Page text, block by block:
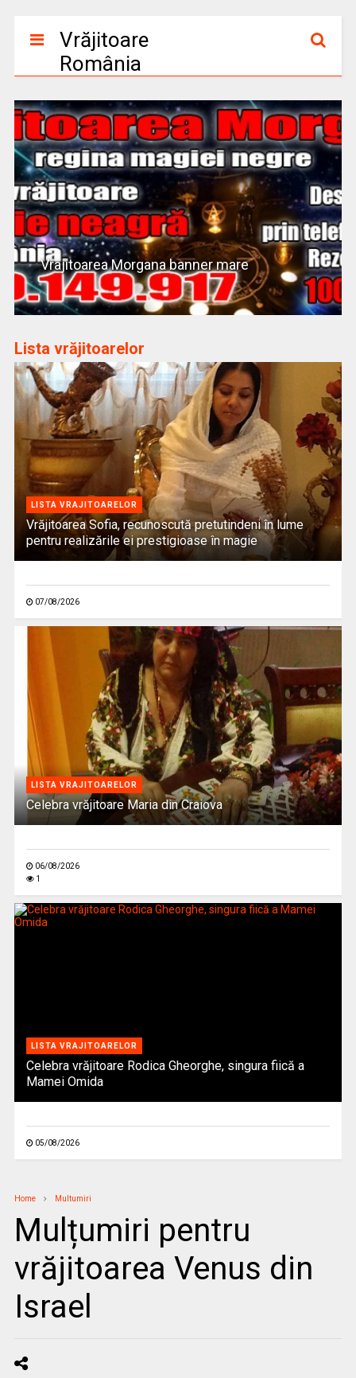
Vrăjitoare
România
Vrajitoarea Morgana banner mare
Lista vrăjitoarelor
LISTA VRAJITOARELOR
Vrăjitoarea Sofia, recunoscută pretutindeni în lume
pentru realizările ei prestigioase în magie
07/08/2026
LISTA VRAJITOARELOR
Celebra vrăjitoare Maria din Craiova
06/08/2026
1
LISTA VRAJITOARELOR
Celebra vrăjitoare Rodica Gheorghe, singura fiică a
Mamei Omida
05/08/2026
Home Multumiri
Mulțumiri pentru
vrăjitoarea Venus din
Israel